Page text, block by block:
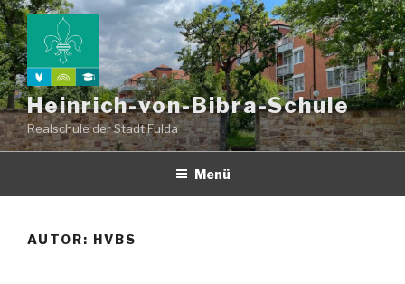
Zum
Inhalt
springen
Heinrich-von-Bibra-Schule
Realschule der Stadt Fulda
Menü
AUTOR: HVBS